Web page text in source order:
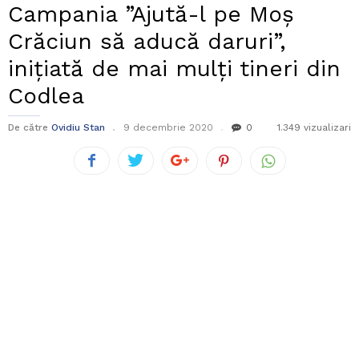
Campania ”Ajută-l pe Moș
Crăciun să aducă daruri”,
inițiată de mai mulți tineri din
Codlea
De către Ovidiu Stan 9 decembrie 2020 0 1.349 vizualizari